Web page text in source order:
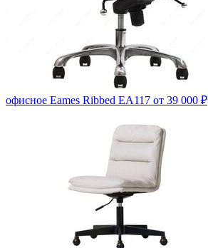
офисное Eames Ribbed EA117 от 39 000 ₽